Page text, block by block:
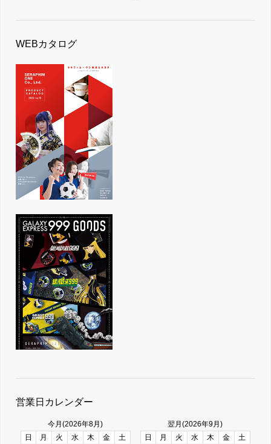
WEBカタログ
営業日カレンダー
今月(2026年8月)
日
月 火 水 木 金
土
翌月(2026年9月)
日
月 火 水 木 金
土